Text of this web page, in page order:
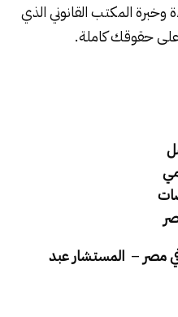
المكتب القانوني الذي
حقوقك كاملة.
مصر – المستشار عبد